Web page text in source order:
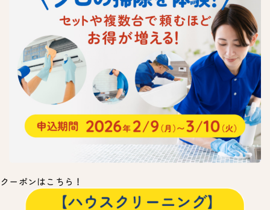
クーポンはこちら！